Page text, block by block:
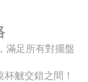
滿足所有對擺盤
觥交錯之間！